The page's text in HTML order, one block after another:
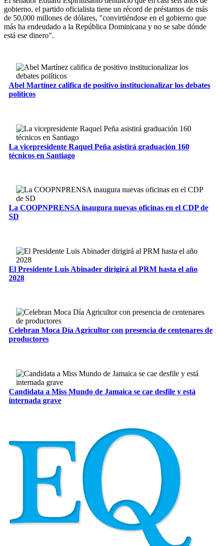
gobierno, el partido oficialista tiene un récord de préstamos de más
de 50,000 millones de dólares, "convirtiéndose en el gobierno que
más ha endeudado a la República Dominicana y no se sabe dónde
está ese dinero".
Abel Martínez califica de positivo institucionalizar los debates
políticos
La vicepresidente Raquel Peña asistirá graduación 160
técnicos en Santiago
La COOPNPRENSA inaugura nuevas oficinas en el CDP de
SD
El Presidente Luis Abinader dirigirá al PRM hasta el año
2028
Celebran Moca Día Agricultor con presencia de centenares de
productores
Candidata a Miss Mundo de Jamaica se cae desfile y está
internada grave